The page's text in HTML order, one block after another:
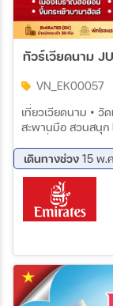
ทัว
VN_EK00057
เที่ยวเวียดนาม • วัดหลินอิ๋ง • ช้อปปิ้งอัญมณี • ขึ้น
สะพานมือ สวนสนุก FANTASY
หินอ่อน • ร้านผ้าไ
เดินทางช่วง 15 พ.
14 ส.ค. 69 - 16 ส.ค.
25 ก.ย. 69 - 27 ก.ย.